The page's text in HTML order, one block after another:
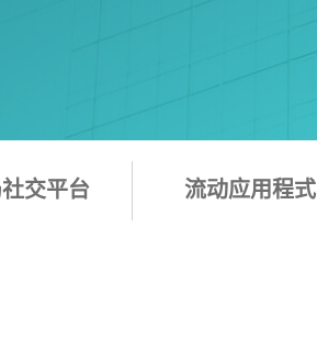
交平台 流动应用程式